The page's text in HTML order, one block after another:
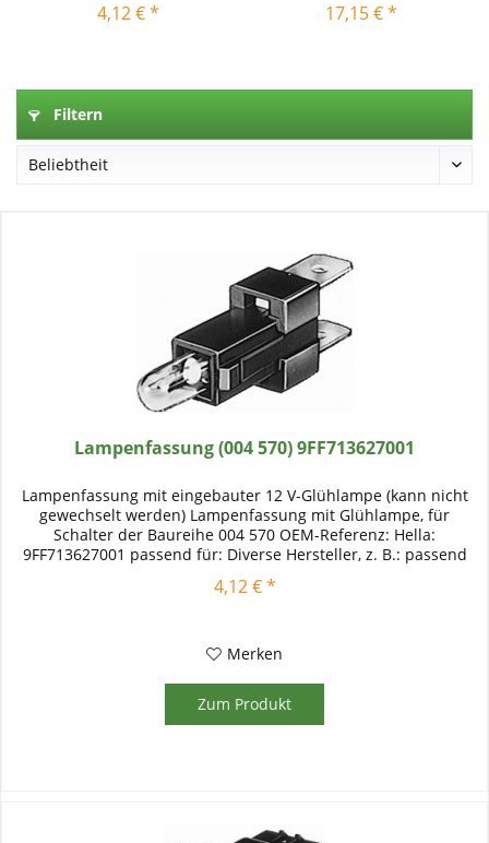
4,12 € * 17,15 € *
Filtern
Lampenfassung (004 570) 9FF713627001
Lampenfassung mit eingebauter 12 V-Glühlampe (kann nicht
gewechselt werden) Lampenfassung mit Glühlampe, für
Schalter der Baureihe 004 570 OEM-Referenz: Hella:
9FF713627001 passend für: Diverse Hersteller, z. B.: passend
für: Case IH /...
4,12 € *
Merken
Zum Produkt